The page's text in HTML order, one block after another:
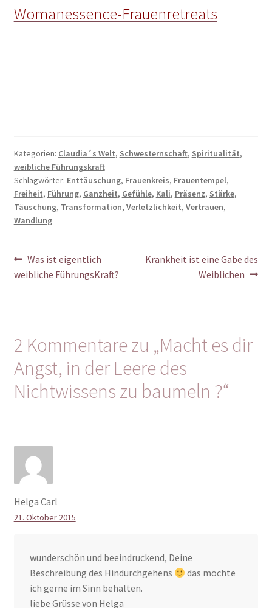
Womanessence-Frauenretreats
Kategorien: Claudia´s Welt, Schwesternschaft, Spiritualität,
weibliche Führungskraft
Schlagwörter: Enttäuschung, Frauenkreis, Frauentempel,
Freiheit, Führung, Ganzheit, Gefühle, Kali, Präsenz, Stärke,
Täuschung, Transformation, Verletzlichkeit, Vertrauen,
Wandlung
Beitragsnavigation
Vorheriger
Beitrag:
Was ist eigentlich
weibliche FührungsKraft?
Nächster
Krankheit ist eine Gabe des
Weiblichen
2 Kommentare zu „Macht es dir
Angst, in der Leere des
Nichtwissens zu baumeln ?“
Helga Carl
21. Oktober 2015
wunderschön und beeindruckend, Deine
Beschreibung des Hindurchgehens
das möchte
ich gerne im Sinn behalten.
liebe Grüsse von Helga